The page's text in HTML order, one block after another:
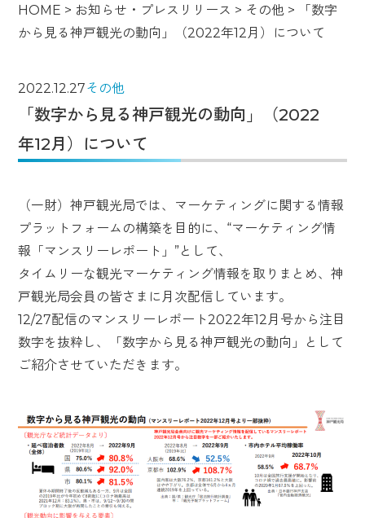
HOME > お知らせ・プレスリリース > その他 >
「数字
から見る神戸観光の動向」（2022年12月）について
2022.12.27その他
「数字から見る神戸観光の動向」（2022
年12月）について
（一財）神戸観光局では、マーケティングに関する情報
プラットフォームの構築を目的に、“マーケティング情
報「マンスリーレポート」”として、
タイムリーな観光マーケティング情報を取りまとめ、神
戸観光局会員の皆さまに月次配信しています。
12/27配信のマンスリーレポート2022年12月号から注目
数字を抜粋し、「数字から見る神戸観光の動向」として
ご紹介させていただきます。